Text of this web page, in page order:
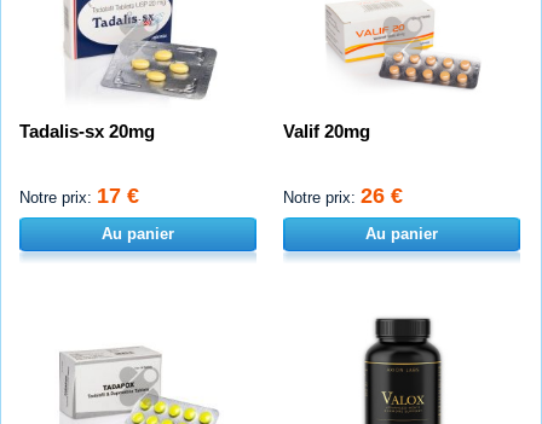
Tadalis-sx 20mg
Notre prix: 17 €
Au panier
Valif 20mg
Notre prix: 26 €
Au panier